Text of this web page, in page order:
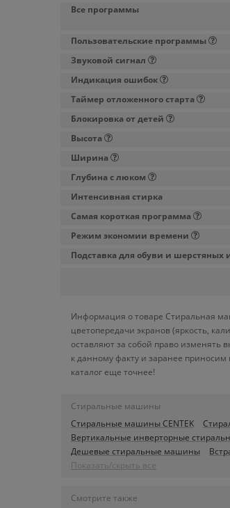
Все программы
Пользовательские программы
Звуковой сигнал
Индикация ошибок
Таймер отложенного старта
Блокировка от детей
Высота
Ширина
Глубина с люком
Интенсивная стирка
Самая короткая программа
Режим экономии времени
Подставка для обуви и шерстяных
Информация о товаре Стиральная
цветопередачи экранов (яркость,
оставляют за собой право изменять
к данному факту и заранее
каталог еще точнее!
Стиральные машины
Стиральные машины CENTEK
Вертикальные инверторные
Дешевые стиральные машины
Показать/скрыть все
Смотрите также